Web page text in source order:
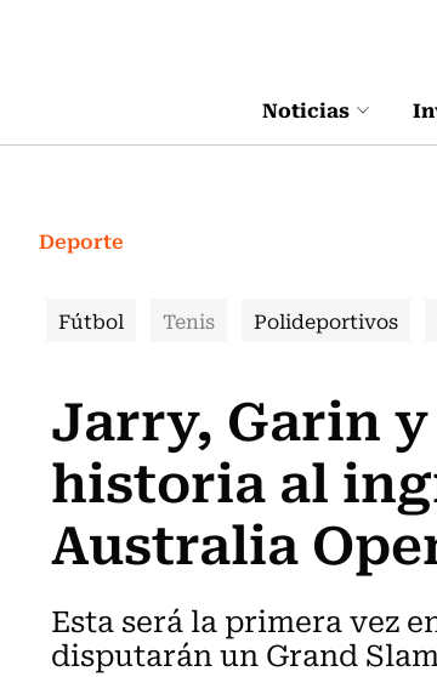
Noticias
Deporte
Fútbol Tenis Polideportivos
Jarry, Garin
historia al
Australia
Esta será la primera vez
disputarán un Grand